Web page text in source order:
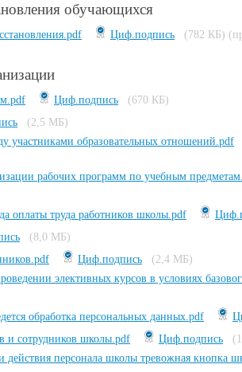
обучающихся
Циф.подпись (782 КБ)
Циф.подпись
(670 КБ)
(2,5 МБ)
участниками образовательных отношений.pdf
рабочих программ по учебным
оплаты труда работников школы.pdf
(8,0 МБ)
Циф.подпись
(2,4 МБ)
элективных курсов в условиях
обработка персональных данных.pdf
и сотрудников школы.pdf
Циф.подпись
персонала школы тревожная кнопка